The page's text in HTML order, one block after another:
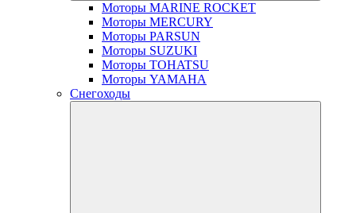
Моторы MARINE ROCKET
Моторы MERCURY
Моторы PARSUN
Моторы SUZUKI
Моторы TOHATSU
Моторы YAMAHA
Снегоходы